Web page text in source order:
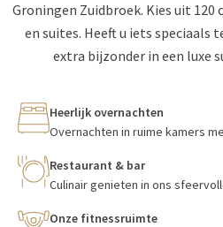
Groningen Zuidbroek. Kies uit
en suites. Heeft u iets speciaals
extra bijzonder in een luxe
Heerlijk overnachten
Overnachten in ruime kamers
Restaurant & bar
Culinair genieten in ons
Onze fitnessruimte